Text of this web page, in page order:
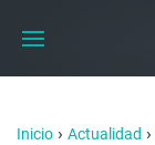
Inicio › Actualidad ›